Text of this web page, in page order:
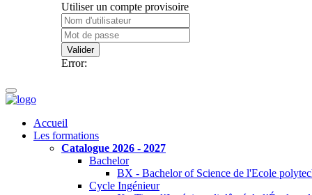
Utiliser un compte provisoire
Valider
Error:
Accueil
Les formations
Catalogue 2026 - 2027
Bachelor
BX - Bachelor of Science de l'Ecole
Cycle Ingénieur